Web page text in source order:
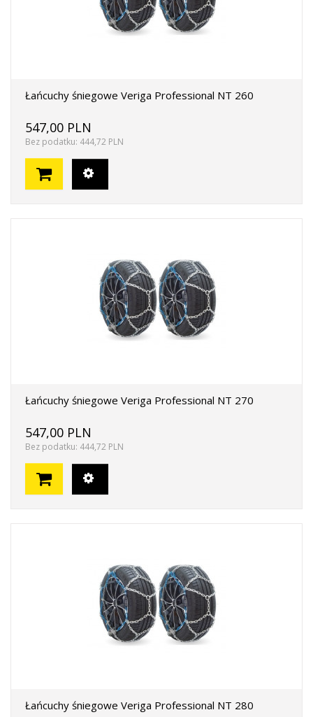
Łańcuchy śniegowe Veriga Professional NT 260
547,00 PLN
Bez podatku: 444,72 PLN
Łańcuchy śniegowe Veriga Professional NT 270
547,00 PLN
Bez podatku: 444,72 PLN
Łańcuchy śniegowe Veriga Professional NT 280